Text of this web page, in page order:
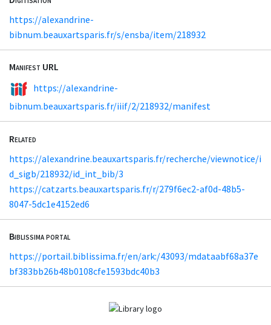
https://alexandrine-
bibnum.beauxartsparis.fr/s/ensba/item/218932
Manifest URL
https://alexandrine-
bibnum.beauxartsparis.fr/iiif/2/218932/manifest
Related
https://alexandrine.beauxartsparis.fr/recherche/viewnotice/i
d_sigb/218932/id_int_bib/3
https://catzarts.beauxartsparis.fr/r/279f6ec2-af0d-48b5-
8047-5dc1e4152ed6
Biblissima portal
https://portail.biblissima.fr/en/ark:/43093/mdataabf68a37e
bf383bb26b48b0108cfe1593bdc40b3